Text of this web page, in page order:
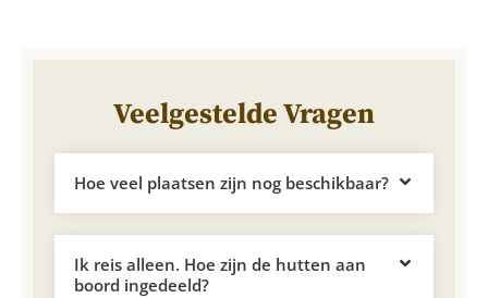
Veelgestelde Vragen
Hoe veel plaatsen zijn nog beschikbaar?
Ik reis alleen. Hoe zijn de hutten aan
boord ingedeeld?